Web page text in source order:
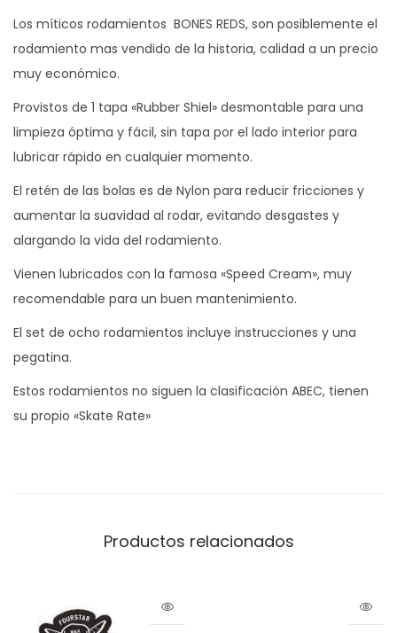
Los míticos rodamientos BONES REDS, son posiblemente el
rodamiento mas vendido de la historia, calidad a un precio
muy económico.
Provistos de 1 tapa «Rubber Shiel» desmontable para una
limpieza óptima y fácil, sin tapa por el lado interior para
lubricar rápido en cualquier momento.
El retén de las bolas es de Nylon para reducir fricciones y
aumentar la suavidad al rodar, evitando desgastes y
alargando la vida del rodamiento.
Vienen lubricados con la famosa «Speed Cream», muy
recomendable para un buen mantenimiento.
El set de ocho rodamientos incluye instrucciones y una
pegatina.
Estos rodamientos no siguen la clasificación ABEC, tienen
su propio «Skate Rate»
Productos relacionados